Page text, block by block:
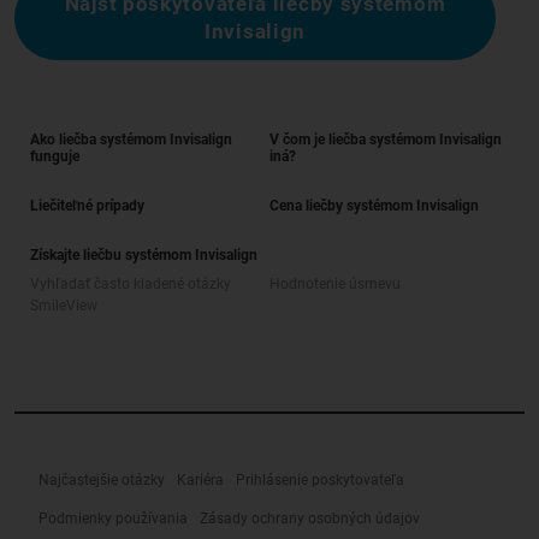
Invisalign
Ako liečba systémom Invisalign
funguje
V čom je liečba systémom Invisalign
iná?
Liečiteľné prípady Cena liečby systémom Invisalign
Získajte liečbu systémom Invisalign
Najčastejšie otázky Kariéra Prihlásenie poskytovateľa
Podmienky používania Zásady ochrany osobných údajov